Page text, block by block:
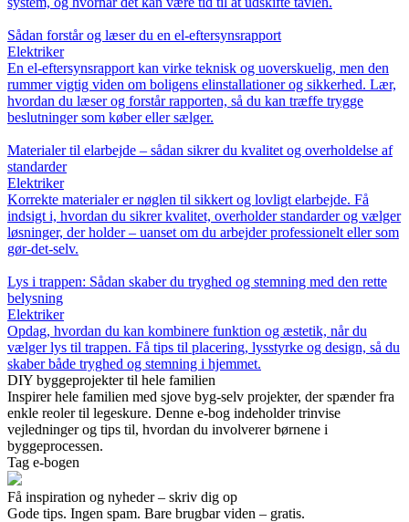
Sådan forstår og læser du en el-eftersynsrapport
Elektriker
En el-eftersynsrapport kan virke teknisk og uoverskuelig, men den
rummer vigtig viden om boligens elinstallationer og sikkerhed. Lær,
hvordan du læser og forstår rapporten, så du kan træffe trygge
beslutninger som køber eller sælger.
Materialer til elarbejde – sådan sikrer du kvalitet og overholdelse af
standarder
Elektriker
Korrekte materialer er nøglen til sikkert og lovligt elarbejde. Få
indsigt i, hvordan du sikrer kvalitet, overholder standarder og vælger
løsninger, der holder – uanset om du arbejder professionelt eller som
gør-det-selv.
Lys i trappen: Sådan skaber du tryghed og stemning med den rette
belysning
Elektriker
Opdag, hvordan du kan kombinere funktion og æstetik, når du
vælger lys til trappen. Få tips til placering, lysstyrke og design, så du
skaber både tryghed og stemning i hjemmet.
DIY byggeprojekter til hele familien
Inspirer hele familien med sjove byg-selv projekter, der spænder fra
enkle reoler til legeskure. Denne e-bog indeholder trinvise
vejledninger og tips til, hvordan du involverer børnene i
byggeprocessen.
Tag e-bogen
Få inspiration og nyheder – skriv dig op
Gode tips. Ingen spam. Bare brugbar viden – gratis.